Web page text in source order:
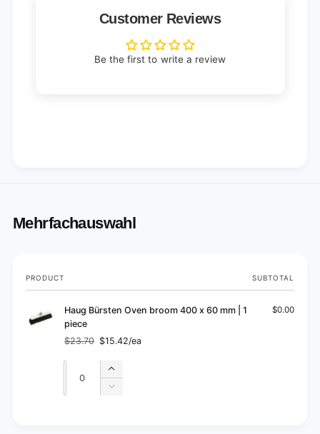
Customer Reviews
Be the first to write a review
Mehrfachauswahl
Your
cart
PRODUCT SUBTOTAL
Haug Bürsten Oven broom 400 x 60 mm | 1
piece
Regular
price
$23.70
Sale
price
$15.42/ea
$0.00
Quantity
Increase
quantity
Decrease